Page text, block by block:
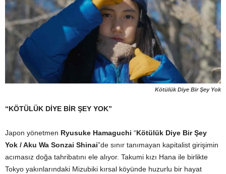
Kötülük Diye Bir Şey Yok
“KÖTÜLÜK DİYE BİR ŞEY YOK”
Japon yönetmen Ryusuke Hamaguchi “Kötülük Diye Bir Şey
Yok / Aku Wa Sonzai Shinai”de sınır tanımayan kapitalist girişimin
acımasız doğa tahribatını ele alıyor. Takumi kızı Hana ile birlikte
Tokyo yakınlarındaki Mizubiki kırsal köyünde huzurlu bir hayat